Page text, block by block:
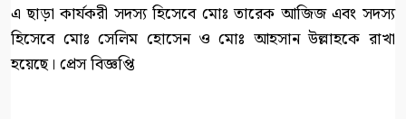
এ ছাড়া কার্যকরী সদস্য হিসেবে মোঃ তারেক আজিজ এবং সদস্য
হিসেবে মোঃ সেলিম হোসেন ও মোঃ আহসান উল্লাহকে রাখা
হয়েছে। প্রেস বিজ্ঞপ্তি